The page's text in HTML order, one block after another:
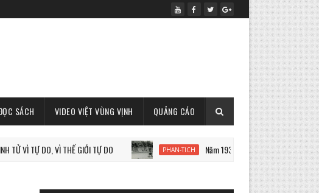
SÁCH VIDEO VIỆT VÙNG VỊNH QUẢNG CÁO
DO, VÌ THẾ GIỚI TỰ DO PHAN-TICH Năm 1933: Staline tàn sát 7 triệu người